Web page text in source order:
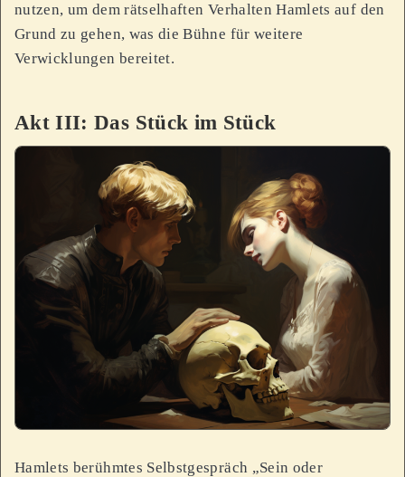
nutzen, um dem rätselhaften Verhalten Hamlets auf den
Grund zu gehen, was die Bühne für weitere
Verwicklungen bereitet.
Akt III: Das Stück im Stück
Hamlets berühmtes Selbstgespräch „Sein oder